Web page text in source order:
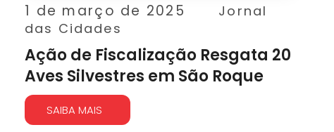
1 de março de 2025
Jornal
das Cidades
Ação de Fiscalização Resgata 20
Aves Silvestres em São Roque
SAIBA MAIS